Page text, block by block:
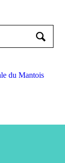
du Mantois